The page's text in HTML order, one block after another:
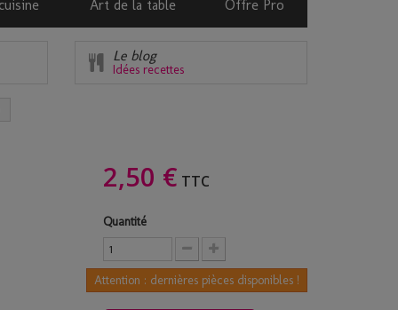
Art de la table Offre Pro
Le blog
Idées recettes
2,50 € TTC
Quantité
Attention : dernières pièces disponibles !